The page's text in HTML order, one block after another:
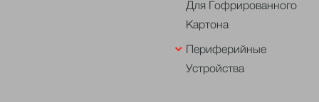
Для Гофрированного
Картона
Периферийные
Устройства